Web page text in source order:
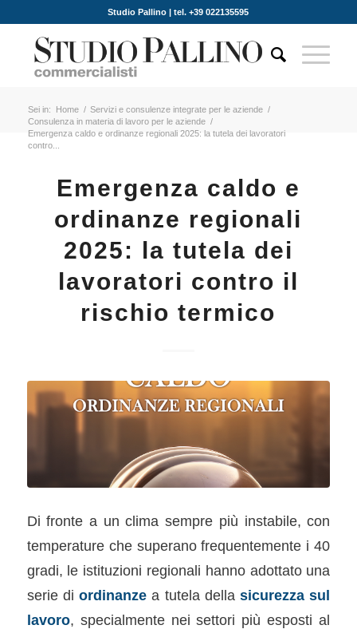
Studio Pallino | tel. +39 022135595
Sei in: Home / Servizi e consulenze integrate per le aziende /
Consulenza in materia di lavoro per le aziende /
Emergenza caldo e ordinanze regionali 2025: la tutela dei lavoratori
contro...
Emergenza caldo e
ordinanze regionali
2025: la tutela dei
lavoratori contro il
rischio termico
Di fronte a un clima sempre più instabile, con
temperature che superano frequentemente i 40
gradi, le istituzioni regionali hanno adottato una
serie diordinanze a tutela dellasicurezza sul
lavoro, specialmente nei settori più esposti al